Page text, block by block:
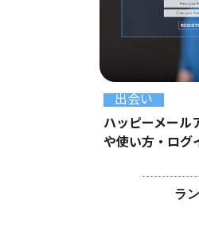
出会い
ハッピーメール
や使い方・ログ
ラ